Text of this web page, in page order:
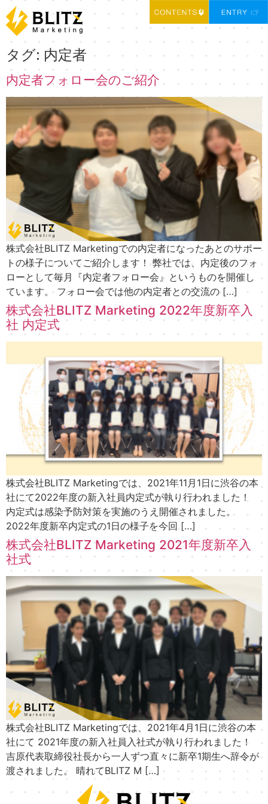
タグ: 内定者
内定者フォロー会のご紹介
株式会社BLITZ Marketingでの内定者になったあとのサポー
トの様子についてご紹介します！ 弊社では、内定後のフォ
ローとして毎月『内定者フォロー会』というものを開催し
ています。 フォロー会では他の内定者との交流の […]
株式会社BLITZ Marketing 2022年度新卒入
社 内定式
株式会社BLITZ Marketingでは、2021年11月1日に渋谷の本
社にて2022年度の新入社員内定式が執り行われました！
内定式は感染予防対策を実施のうえ開催されました。
2022年度新卒内定式の1日の様子を今回 […]
株式会社BLITZ Marketing 2021年度新卒入
社式
株式会社BLITZ Marketingでは、2021年4月1日に渋谷の本
社にて 2021年度の新入社員入社式が執り行われました！
吉原代表取締役社長から一人ずつ直々に新卒1期生へ辞令が
渡されました。 晴れてBLITZ M […]